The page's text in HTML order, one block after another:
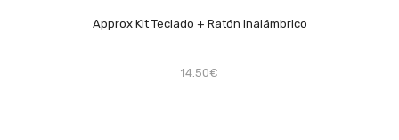
Approx Kit Teclado + Ratón Inalámbrico
14.50€